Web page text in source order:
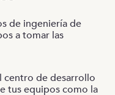
de ingeniería de
a tomar las
centro de desarrollo
tus equipos como la